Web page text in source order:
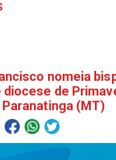
nomeia
de
(MT)